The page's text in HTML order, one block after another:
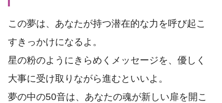
この夢は、あなたが持つ潜在的な力を呼び起こ
すきっかけになるよ。
星の粉のようにきらめくメッセージを、優しく
大事に受け取りながら進むといいよ。
夢の中の50音は、あなたの魂が新しい扉を開こ